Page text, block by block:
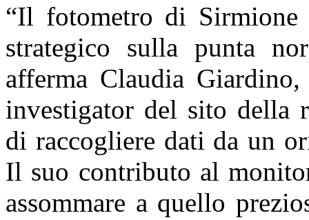
“Il fotometro di
strategico sulla punta
afferma Claudia
investigator del sito della
di raccogliere dati da un
Il suo contributo al
assommare a quello